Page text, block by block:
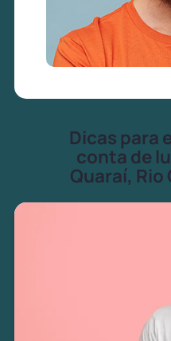
Dicas para
conta de
Quaraí, Rio